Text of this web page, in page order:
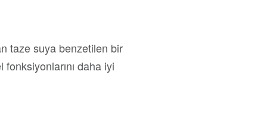
taze suya benzetilen bir
daha iyi